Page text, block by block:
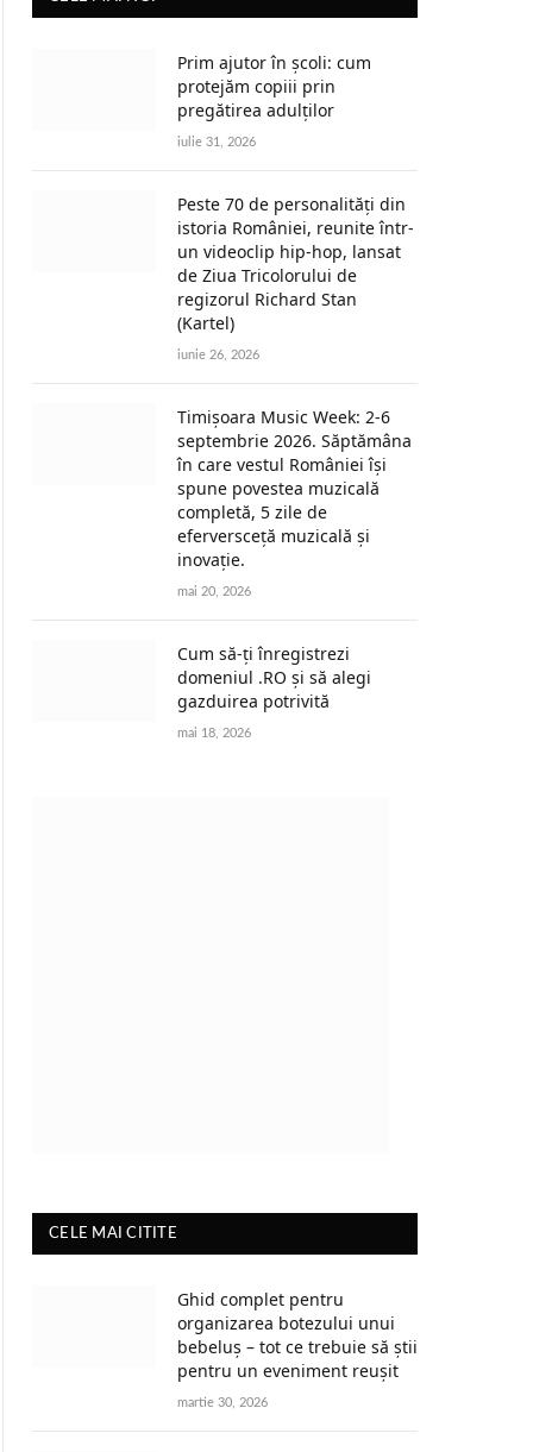
Prim ajutor în școli: cum
protejăm copiii prin
pregătirea adulților
iulie 31, 2026
Peste 70 de personalități din
istoria României, reunite într-
un videoclip hip-hop, lansat
de Ziua Tricolorului de
regizorul Richard Stan
(Kartel)
iunie 26, 2026
Timișoara Music Week: 2-6
septembrie 2026. Săptămâna
în care vestul României își
spune povestea muzicală
completă, 5 zile de
eferversceță muzicală și
inovație.
mai 20, 2026
Cum să-ți înregistrezi
domeniul .RO și să alegi
gazduirea potrivită
mai 18, 2026
CELE MAI CITITE
Ghid complet pentru
organizarea botezului unui
bebeluș – tot ce trebuie să știi
pentru un eveniment reușit
martie 30, 2026